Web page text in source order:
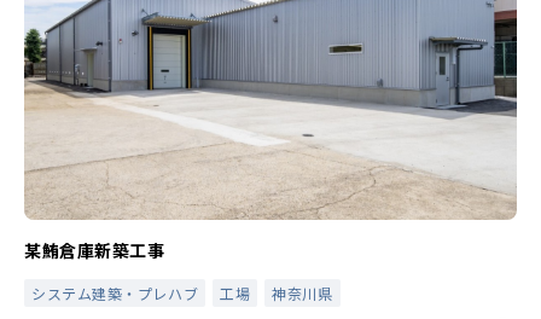
某鮪倉庫新築工事
システム建築・プレハブ 工場 神奈川県